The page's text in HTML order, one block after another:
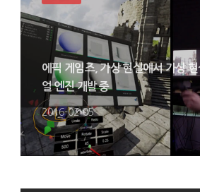
에픽 게임즈, 가상 현실에서 가상
얼 엔진 개발 중
2016-02-05